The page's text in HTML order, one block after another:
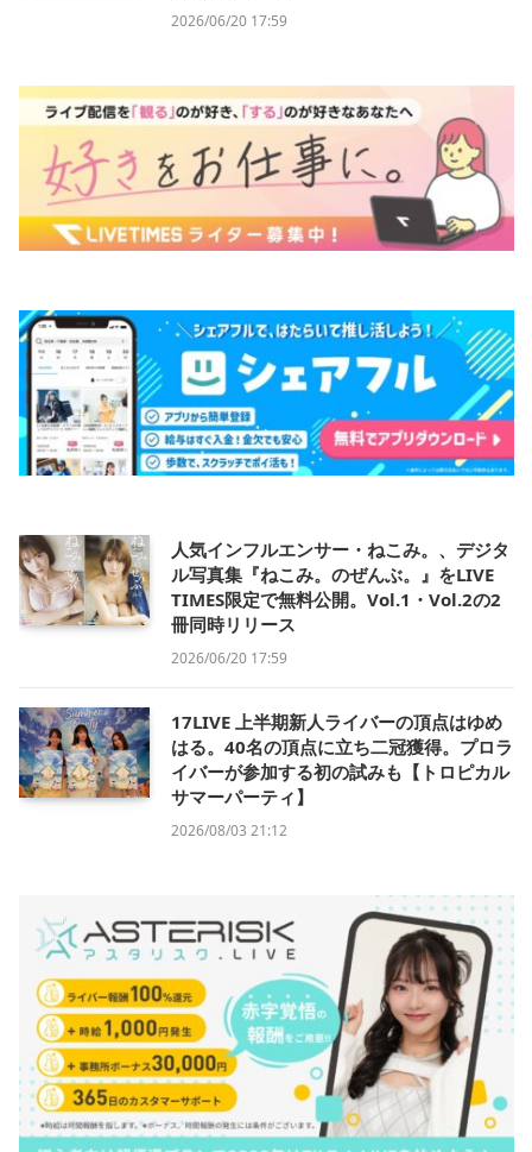
2026/06/20 17:59
人気インフルエンサー・ねこみ。、デジタ
ル写真集『ねこみ。のぜんぶ。』をLIVE
TIMES限定で無料公開。Vol.1・Vol.2の2
冊同時リリース
2026/06/20 17:59
17LIVE 上半期新人ライバーの頂点はゆめ
はる。40名の頂点に立ち二冠獲得。プロラ
イバーが参加する初の試みも【トロピカル
サマーパーティ】
2026/08/03 21:12